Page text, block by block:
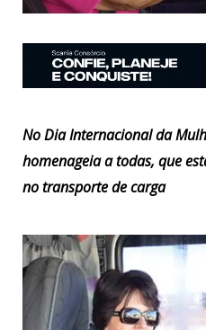
No Dia Internacional da
homenageia a todas, que
no transporte de carga